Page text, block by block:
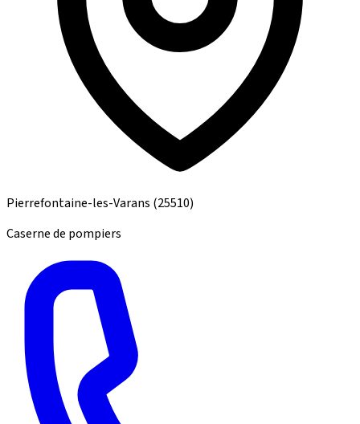
Pierrefontaine-les-Varans (25510)
Caserne de pompiers